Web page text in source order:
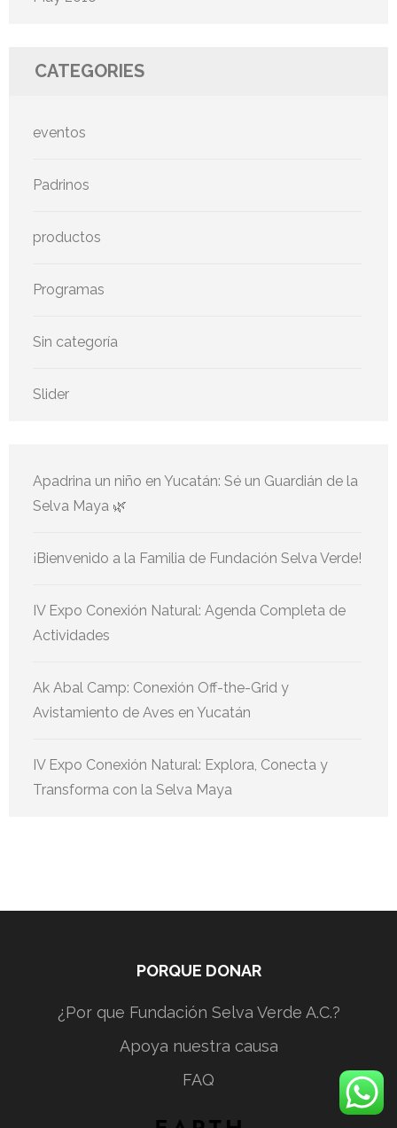
CATEGORIES
eventos
Padrinos
productos
Programas
Sin categoría
Slider
Apadrina un niño en Yucatán: Sé un Guardián de la
Selva Maya 🌿
¡Bienvenido a la Familia de Fundación Selva Verde!
IV Expo Conexión Natural: Agenda Completa de
Actividades
Ak Abal Camp: Conexión Off-the-Grid y
Avistamiento de Aves en Yucatán
IV Expo Conexión Natural: Explora, Conecta y
Transforma con la Selva Maya
PORQUE DONAR
¿Por que Fundación Selva Verde A.C.?
Apoya nuestra causa
FAQ